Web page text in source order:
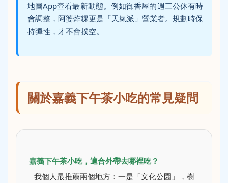
地圖App查看最新動態。例如御香屋的週三公休有時
會調整，阿婆炸粿更是「天氣派」營業者。規劃時保
持彈性，才不會撲空。
關於嘉義下午茶小吃的常見疑問
嘉義下午茶小吃，適合外帶去哪裡吃？
我個人最推薦兩個地方：一是「文化公園」，樹